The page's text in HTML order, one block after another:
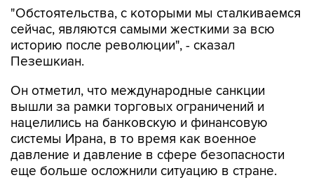
"Обстоятельства, с которыми мы сталкиваемся
сейчас, являются самыми жесткими за всю
историю после революции", - сказал
Пезешкиан.
Он отметил, что международные санкции
вышли за рамки торговых ограничений и
нацелились на банковскую и финансовую
системы Ирана, в то время как военное
давление и давление в сфере безопасности
еще больше осложнили ситуацию в стране.